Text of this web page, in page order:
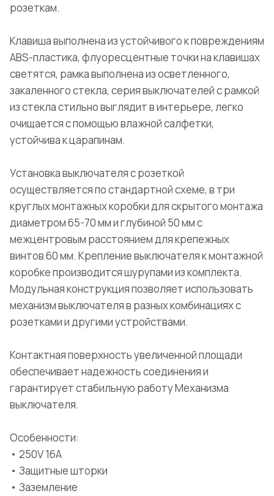
розеткам.
Клавиша выполнена из устойчивого к повреждениям
ABS-пластика, флуоресцентные точки на клавишах
светятся, рамка выполнена из осветленного,
закаленного стекла, серия выключателей с рамкой
из стекла стильно выглядит в интерьере, легко
очищается с помощью влажной салфетки,
устойчива к царапинам.
Установка выключателя с розеткой
осуществляется по стандартной схеме, в три
круглых монтажных коробки для скрытого монтажа
диаметром 65-70 мм и глубиной 50 мм с
межцентровым расстоянием для крепежных
винтов 60 мм. Крепление выключателя к монтажной
коробке производится шурупами из комплекта.
Модульная конструкция позволяет использовать
механизм выключателя в разных комбинациях с
розетками и другими устройствами.
Контактная поверхность увеличенной площади
обеспечивает надежность соединения и
гарантирует стабильную работу Механизма
выключателя.
Особенности:
• 250V 16A
• Защитные шторки
• Заземление